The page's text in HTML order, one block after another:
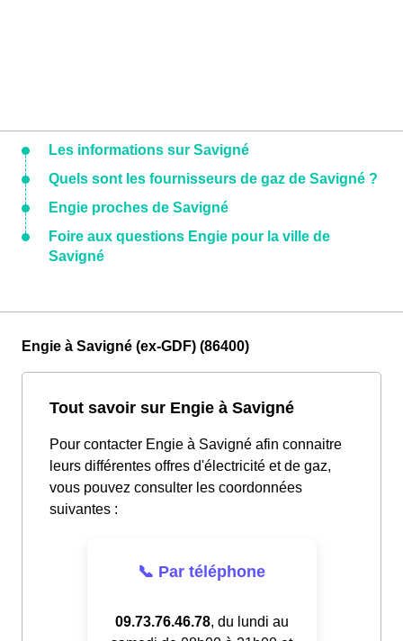
Les informations sur Savigné
Quels sont les fournisseurs de gaz de Savigné ?
Engie proches de Savigné
Foire aux questions Engie pour la ville de
Savigné
Engie à Savigné (ex-GDF) (86400)
Tout savoir sur Engie à Savigné
Pour contacter Engie à Savigné afin connaitre
leurs différentes offres d'électricité et de gaz,
vous pouvez consulter les coordonnées
suivantes :
📞 Par téléphone
09.73.76.46.78, du lundi au